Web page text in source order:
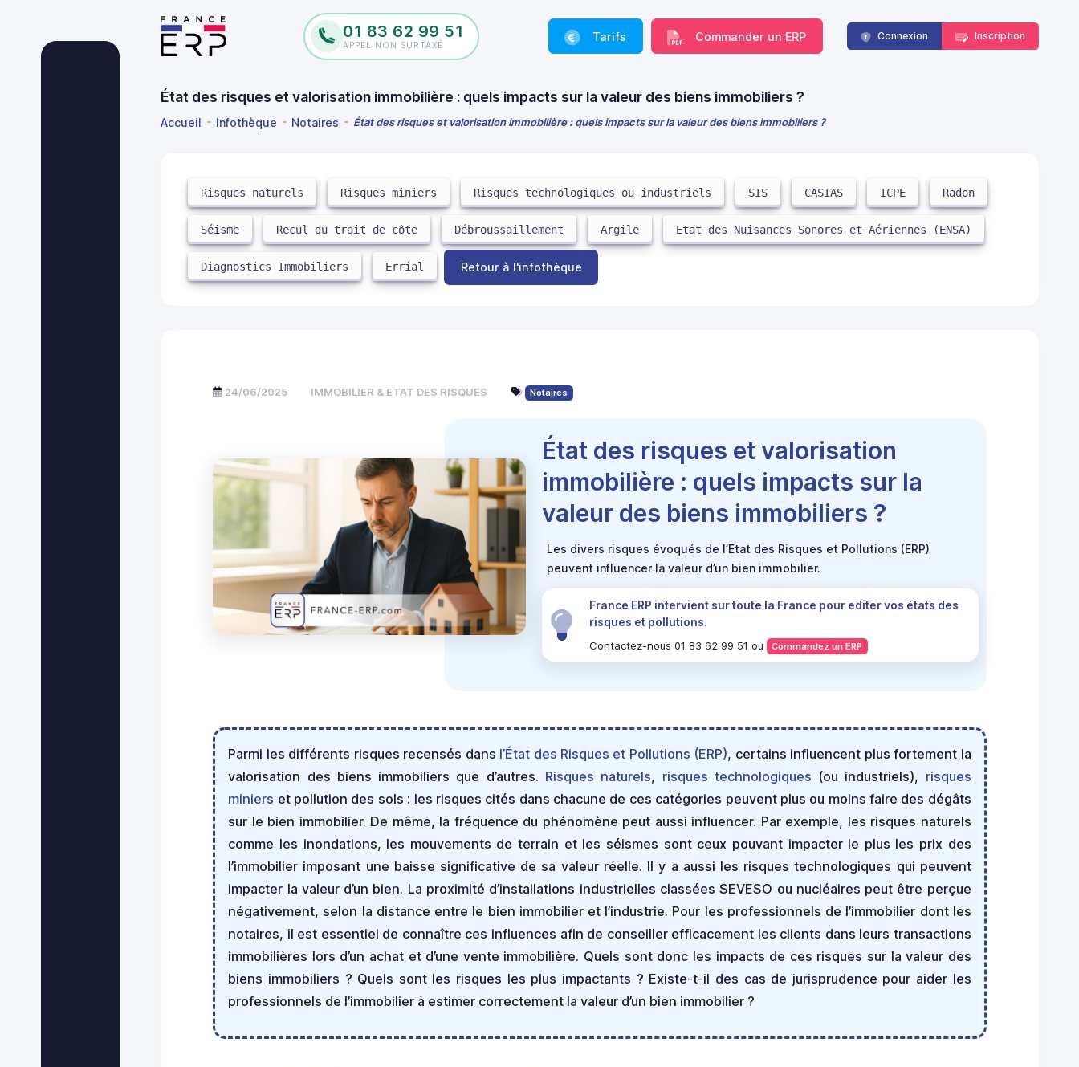
01 83 62 99 51
APPEL NON SURTAXÉ
Tarifs Commander un ERP Connexion Inscription
État des risques et valorisation immobilière : quels impacts sur la valeur des biens immobiliers ?
Accueil Infothèque Notaires État des risques et valorisation immobilière : quels impacts sur la valeur des biens immobiliers ?
Risques naturels Risques miniers Risques technologiques ou industriels SIS CASIAS ICPE Radon
Séisme Recul du trait de côte Débroussaillement Argile Etat des Nuisances Sonores et Aériennes (ENSA)
Diagnostics Immobiliers Errial Retour à l'infothèque
24/06/2025 IMMOBILIER & ETAT DES RISQUES Notaires
État des risques et valorisation
immobilière : quels impacts sur la
valeur des biens immobiliers ?
Les divers risques évoqués de l’Etat des Risques et Pollutions (ERP)
peuvent influencer la valeur d’un bien immobilier.
France ERP intervient sur toute la France pour editer vos états des
risques et pollutions.
Contactez-nous 01 83 62 99 51 ou Commandez un ERP
Parmi les différents risques recensés dans l’État des Risques et Pollutions (ERP), certains influencent plus fortement la
valorisation des biens immobiliers que d’autres. Risques naturels, risques technologiques (ou industriels), risques
miniers et pollution des sols : les risques cités dans chacune de ces catégories peuvent plus ou moins faire des dégâts
sur le bien immobilier. De même, la fréquence du phénomène peut aussi influencer. Par exemple, les risques naturels
comme les inondations, les mouvements de terrain et les séismes sont ceux pouvant impacter le plus les prix des
l’immobilier imposant une baisse significative de sa valeur réelle. Il y a aussi les risques technologiques qui peuvent
impacter la valeur d’un bien. La proximité d’installations industrielles classées SEVESO ou nucléaires peut être perçue
négativement, selon la distance entre le bien immobilier et l’industrie. Pour les professionnels de l’immobilier dont les
notaires, il est essentiel de connaître ces influences afin de conseiller efficacement les clients dans leurs transactions
immobilières lors d’un achat et d’une vente immobilière. Quels sont donc les impacts de ces risques sur la valeur des
biens immobiliers ? Quels sont les risques les plus impactants ? Existe-t-il des cas de jurisprudence pour aider les
professionnels de l’immobilier à estimer correctement la valeur d’un bien immobilier ?